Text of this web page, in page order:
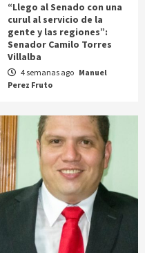
“Llego al Senado con una
curul al servicio de la
gente y las regiones”:
Senador Camilo Torres
Villalba
4 semanas ago Manuel
Perez Fruto